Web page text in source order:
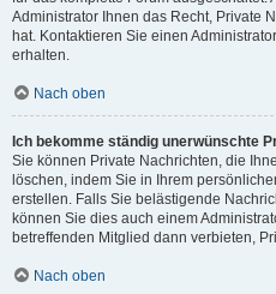
Administrator Ihnen das Recht, Private
hat. Kontaktieren Sie einen
erhalten.
Nach oben
Ich bekomme ständig unerwünschte
Sie können Private Nachrichten, die
löschen, indem Sie in Ihrem
erstellen. Falls Sie belästigende
können Sie dies auch einem
betreffenden Mitglied dann verbieten,
Nach oben